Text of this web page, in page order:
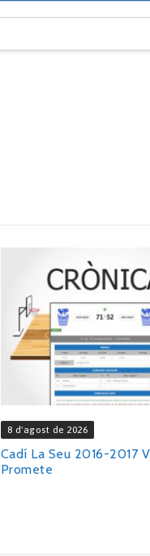
8 d'agost de 2026
Cadí La Seu 2016-2017
Promete